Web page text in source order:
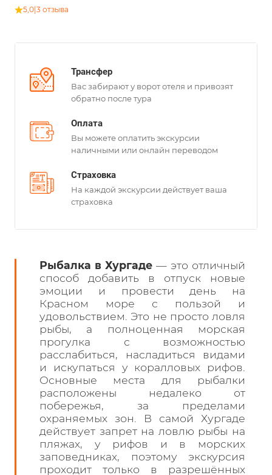
5,0 3 отзыва
Трансфер
Вас забирают у ворот отеля и привозят
обратно после тура
Оплата
Вы можете оплатить экскурсии
наличными или онлайн переводом
Страховка
На каждой экскурсии действует ваша
страховка
Рыбалка в Хургаде — это отличный
способ добавить в отпуск новые
эмоции и провести день на
Красном море с пользой и
удовольствием. Это не просто ловля
рыбы, а полноценная морская
прогулка с возможностью
расслабиться, насладиться видами
и искупаться у коралловых рифов.
Основные места для рыбалки
расположены недалеко от
побережья, за пределами
охраняемых зон. В самой Хургаде
действует запрет на ловлю рыбы на
пляжах, у рифов и в морских
заповедниках, поэтому экскурсия
проходит только в разрешённых